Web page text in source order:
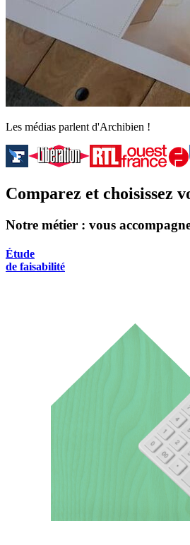
Les médias parlent d'Archibien !
Comparez et choisissez
Notre métier : vous
Étude
de faisabilité